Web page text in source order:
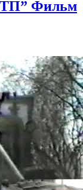
Фильм